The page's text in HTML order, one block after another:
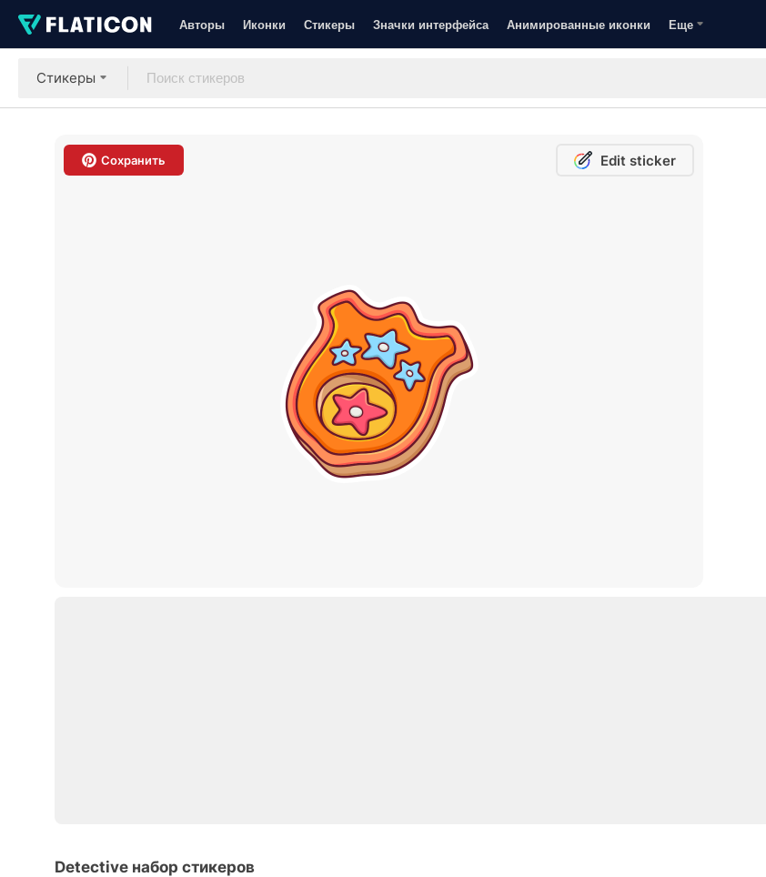
Авторы Иконки Стикеры Значки интерфейса Анимированные иконки Еще
Стикеры
Сохранить Edit sticker
Detective набор стикеров